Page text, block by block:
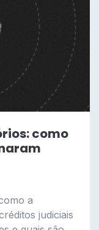
como
a
judiciais